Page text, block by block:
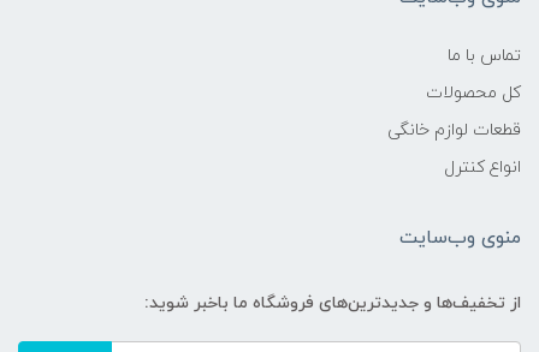
تماس با ما
کل محصولات
قطعات لوازم خانگی
انواع کنترل
منوی وب‌سایت
از تخفیف‌ها و جدیدترین‌های فروشگاه ما باخبر شوید: